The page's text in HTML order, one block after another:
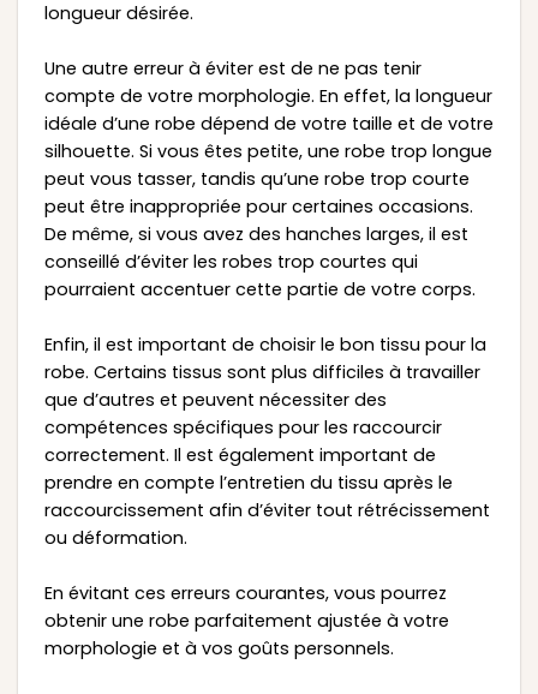
longueur désirée.
Une autre erreur à éviter est de ne pas tenir
compte de votre morphologie. En effet, la longueur
idéale d’une robe dépend de votre taille et de votre
silhouette. Si vous êtes petite, une robe trop longue
peut vous tasser, tandis qu’une robe trop courte
peut être inappropriée pour certaines occasions.
De même, si vous avez des hanches larges, il est
conseillé d’éviter les robes trop courtes qui
pourraient accentuer cette partie de votre corps.
Enfin, il est important de choisir le bon tissu pour la
robe. Certains tissus sont plus difficiles à travailler
que d’autres et peuvent nécessiter des
compétences spécifiques pour les raccourcir
correctement. Il est également important de
prendre en compte l’entretien du tissu après le
raccourcissement afin d’éviter tout rétrécissement
ou déformation.
En évitant ces erreurs courantes, vous pourrez
obtenir une robe parfaitement ajustée à votre
morphologie et à vos goûts personnels.